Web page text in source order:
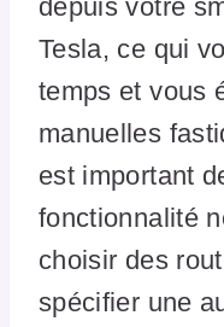
depuis votre
Tesla, ce qui
temps et vous
manuelles
est important
fonctionnalité
choisir des
spécifier une